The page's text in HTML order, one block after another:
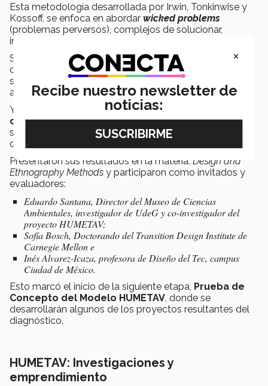
Esta metodología desarrollada por Irwin, Tonkinwise y
Kossoff, se enfoca en abordar wicked problems
(problemas perversos), complejos de solucionar,
interconectados e interdependientes.
Se suelen manifestar en formas específicas de la
cultura. La metodologíaTransition Design
se requieren nuevos conocimientos y habilidades para
abordar estos problemas.
Y que su solución es unaestrategia para generar
cambios positivosa nivel de sistemas y transiciones
sociales hacia futuros más sostenibles, equitativos y
deseables a largo plazo.
Presentaron sus resultados en la materia: Design and
Ethnography Methods y participaron como invitados y
evaluadores:
Eduardo Santana, Director del Museo de Ciencias
Ambientales, investigador de UdeG y co-investigador del
proyecto HUMETAV;
Sofía Bosch, Doctorando del Transition Design Institute de
Carnegie Mellon e
Inés Alvarez-Icaza, profesora de Diseño del Tec, campus
Ciudad de México.
Esto marcó el inicio de la siguiente etapa, Prueba de
Concepto del Modelo HUMETAV , donde se
desarrollarán algunos de los proyectos resultantes del
diagnóstico.
HUMETAV: Investigaciones y
emprendimiento
×
Recibe nuestro newsletter de
noticias: